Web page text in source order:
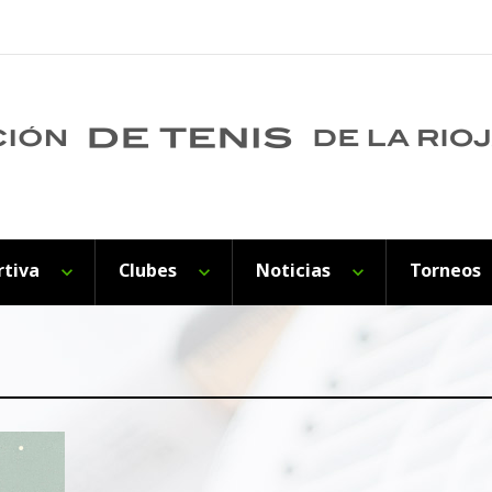
Clubes Noticias Torneos